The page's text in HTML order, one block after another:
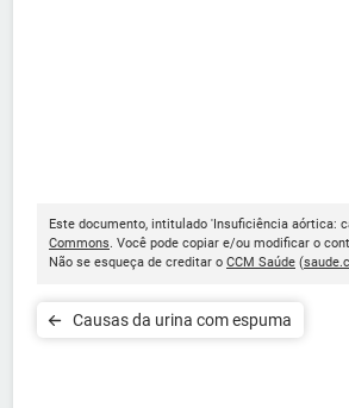
Este documento, intitulado 'Insuficiência aórtica:
Commons. Você pode copiar e/ou modificar o
Não se esqueça de creditar o CCM Saúde (
Causas da urina com espuma